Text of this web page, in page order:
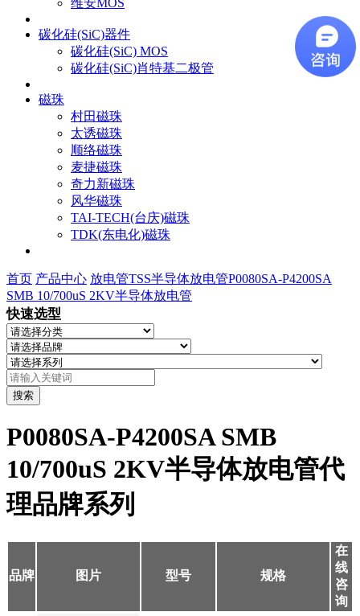
碳化硅(SiC)器件
碳化硅(SiC) MOS
碳化硅(SiC)肖特基二极管
磁珠
村田磁珠
太诱磁珠
顺络磁珠
麦捷磁珠
奇力新磁珠
风华磁珠
TAI-TECH(台庆)磁珠
TDK(东电化)磁珠
首页 产品中心 放电管TSS半导体放电管P0080SA-P4200SA
SMB 10/700uS 2KV半导体放电管
快速选型
搜索
P0080SA-P4200SA SMB
10/700uS 2KV半导体放电管代
理品牌系列
品牌 图片 型号 规格
在
线
咨
询